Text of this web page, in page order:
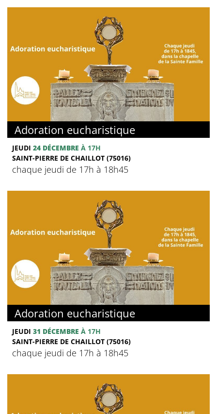
Adoration eucharistique
JEUDI 24 DÉCEMBRE À 17H
SAINT-PIERRE DE CHAILLOT (75016)
chaque jeudi de 17h à 18h45
Adoration eucharistique
JEUDI 31 DÉCEMBRE À 17H
SAINT-PIERRE DE CHAILLOT (75016)
chaque jeudi de 17h à 18h45